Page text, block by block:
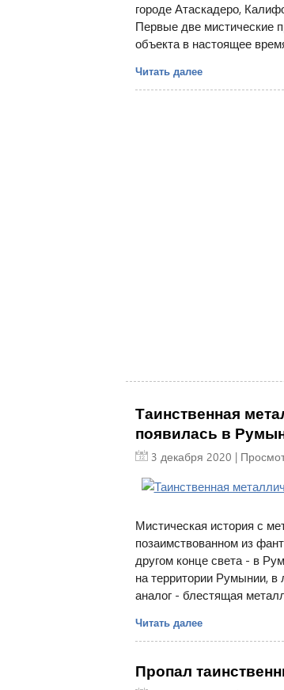
городе Атаскадеро,
Первые две мистические
объекта в настоящее
Читать далее
Таинственная
появилась в
3 декабря 2020 |
Мистическая история с
позаимствованном из
другом конце света - в
на территории Румынии, в
аналог - блестящая
Читать далее
Пропал